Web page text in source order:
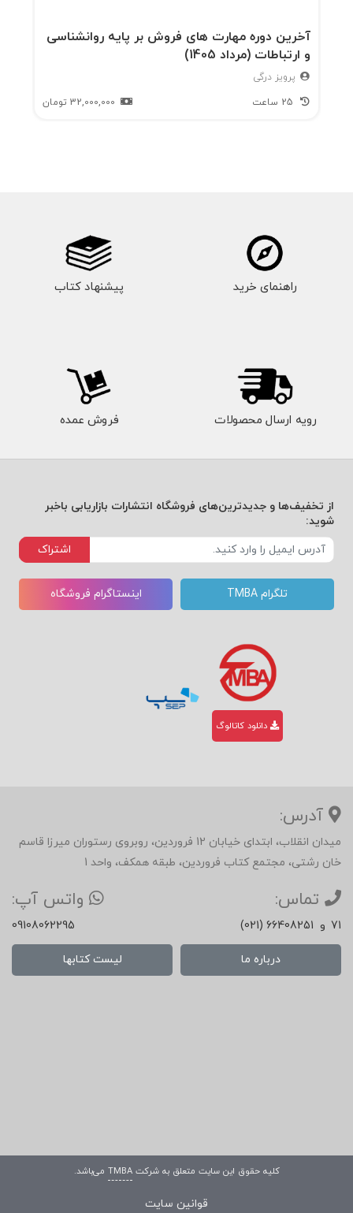
آخرین دوره مهارت های فروش بر پایه روانشناسی
و ارتباطات (مرداد 1405)
پرویز درگی
32,000,000 تومان
راهنمای خرید پیشنهاد کتاب
رویه ارسال محصولات فروش عمده
از تخفیف‌ها و جدیدترین‌های فروشگاه انتشارات بازاریابی باخبر
شوید:
اشتراک
تلگرام TMBA اینستاگرام فروشگاه
دانلود کاتالوگ
آدرس:
میدان انقلاب، ابتدای خیابان 12 فروردین، روبروی رستوران میرزا قاسم
خان رشتی، مجتمع کتاب فروردین، طبقه همکف، واحد 1
تماس:
(021) 66408251 و 71
واتس آپ:
09108062295
درباره ما لیست کتابها
کلیه حقوق این سایت متعلق به شرکتTMBA می‌باشد.
قوانین سایت